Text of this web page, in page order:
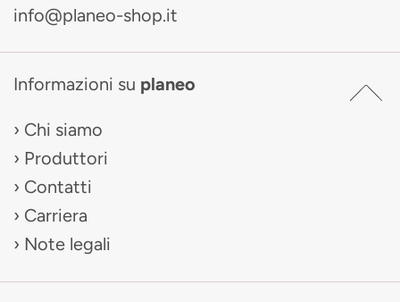
info@planeo-shop.it
Informazioni su planeo
Chi siamo
Produttori
Contatti
Carriera
Note legali